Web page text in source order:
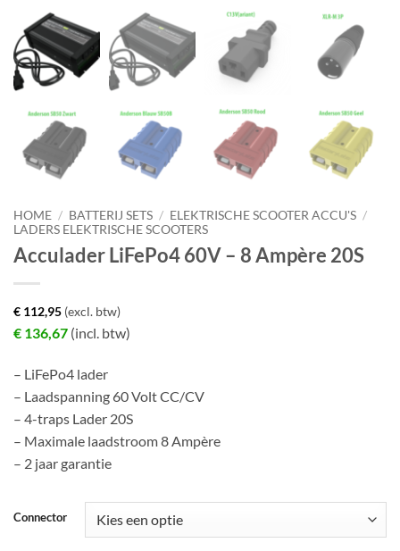
HOME / BATTERIJ SETS / ELEKTRISCHE SCOOTER ACCU'S /
LADERS ELEKTRISCHE SCOOTERS
Acculader LiFePo4 60V – 8 Ampère 20S
€ 112,95 (excl. btw)
€ 136,67 (incl. btw)
– LiFePo4 lader
– Laadspanning 60 Volt CC/CV
– 4-traps Lader 20S
– Maximale laadstroom 8 Ampère
– 2 jaar garantie
Connector